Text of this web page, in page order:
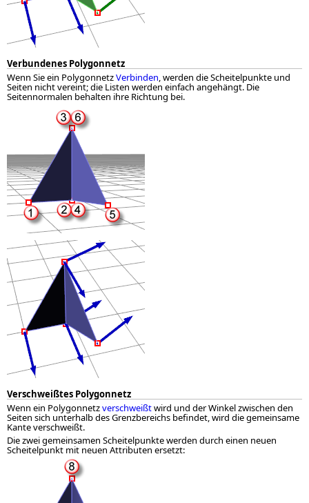
Verbundenes Polygonnetz
Wenn Sie ein PolygonnetzVerbinden, werden die Scheitelpunkte und
Seiten nicht vereint; die Listen werden einfach angehängt. Die
Seitennormalen behalten ihre Richtung bei.
Verschweißtes Polygonnetz
Wenn ein Polygonnetzverschweißtwird und der Winkel zwischen den
Seiten sich unterhalb des Grenzbereichs befindet, wird die gemeinsame
Kante verschweißt.
Die zwei gemeinsamen Scheitelpunkte werden durch einen neuen
Scheitelpunkt mit neuen Attributen ersetzt: